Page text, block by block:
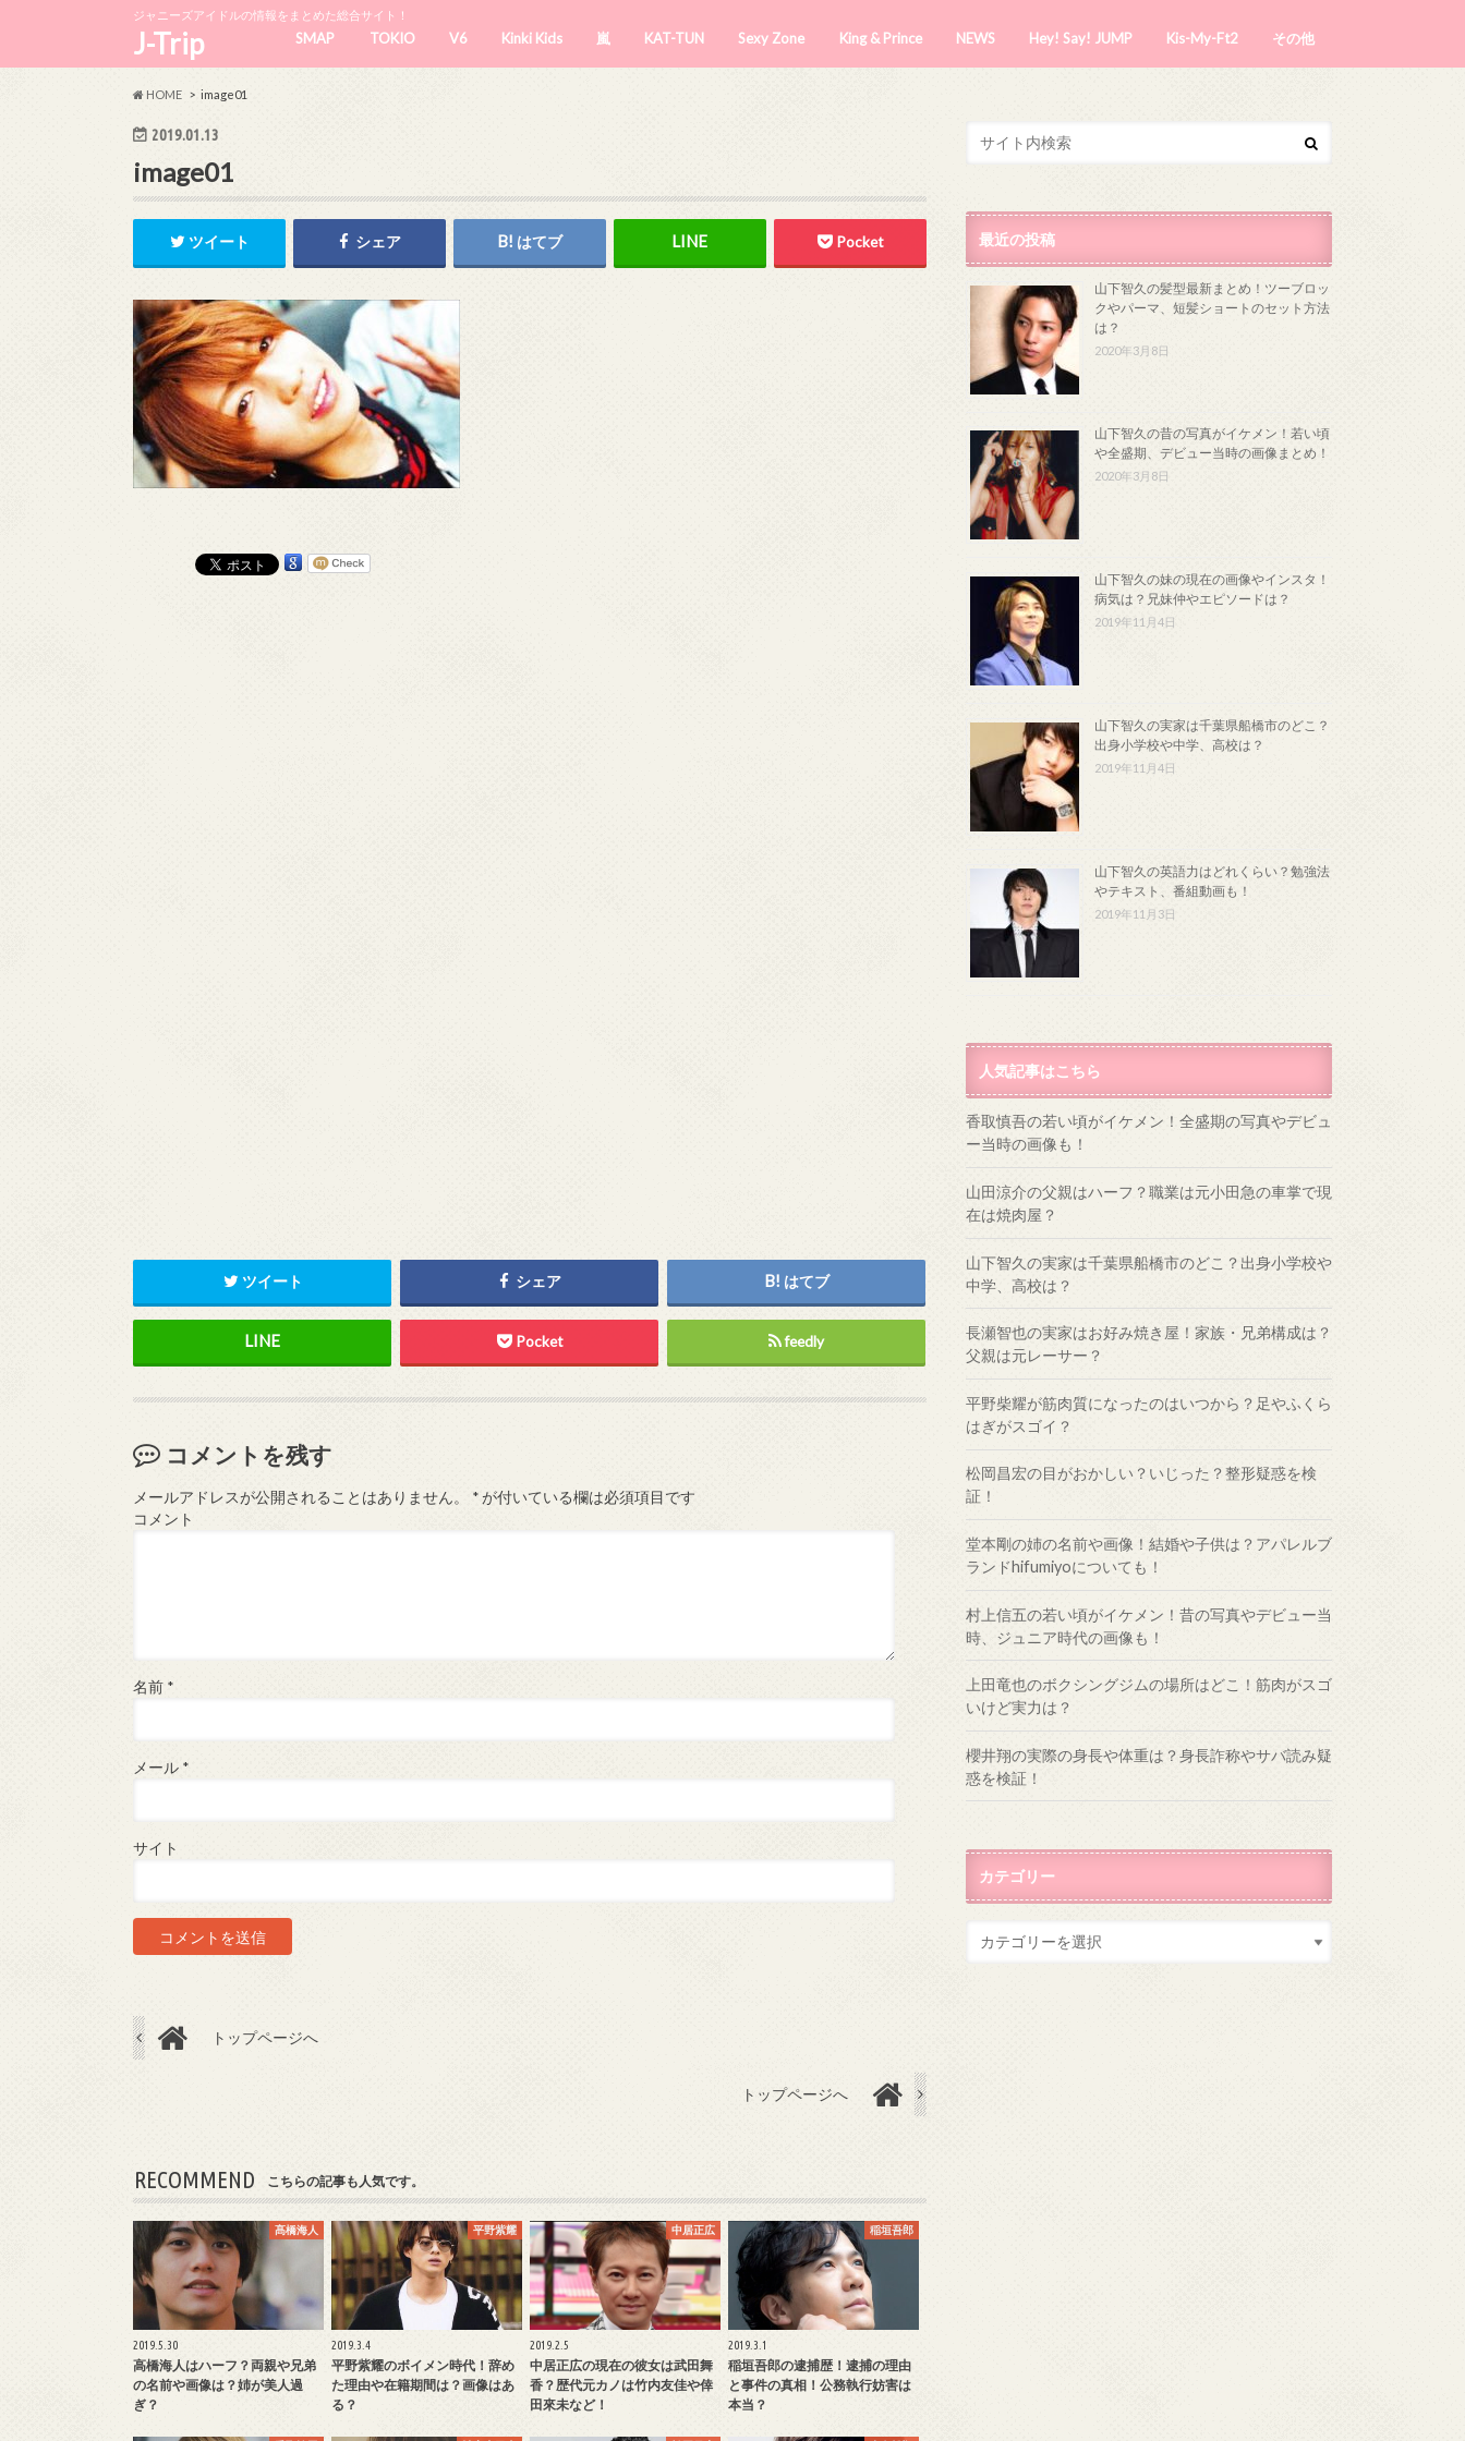
ジャニーズアイドルの情報をまとめた総合サイト！
J-Trip SMAP TOKIO V6 Kinki Kids 嵐 KAT-TUN Sexy Zone King & Prince NEWS Hey! Say! JUMP Kis-My-Ft2 その他
HOME image01
2019.01.13
image01
ツイート シェア はてブ Pocket
ツイート シェア はてブ
Pocket feedly
コメントを残す
メールアドレスが公開されることはありません。 *が付いている欄は必須項目です
コメント
名前 *
メール *
サイト
トップページへ
トップページへ
RECOMMEND こちらの記事も人気です。
髙橋海人
2019.5.30
高橋海人はハーフ？両親や兄弟
の名前や画像は？姉が美人過
ぎ？
平野紫耀
2019.3.4
平野紫耀のボイメン時代！辞め
た理由や在籍期間は？画像はあ
る？
中居正広
2019.2.5
中居正広の現在の彼女は武田舞
香？歴代元カノは竹内友佳や倖
田來未など！
稲垣吾郎
2019.3.1
稲垣吾郎の逮捕歴！逮捕の理由
と事件の真相！公務執行妨害は
本当？
最近の投稿
山下智久の髪型最新まとめ！ツーブロッ
クやパーマ、短髪ショートのセット方法
は？
2020年3月8日
山下智久の昔の写真がイケメン！若い頃
や全盛期、デビュー当時の画像まとめ！
2020年3月8日
山下智久の妹の現在の画像やインスタ！
病気は？兄妹仲やエピソードは？
2019年11月4日
山下智久の実家は千葉県船橋市のどこ？
出身小学校や中学、高校は？
2019年11月4日
山下智久の英語力はどれくらい？勉強法
やテキスト、番組動画も！
2019年11月3日
人気記事はこちら
香取慎吾の若い頃がイケメン！全盛期の写真やデビュ
ー当時の画像も！
山田涼介の父親はハーフ？職業は元小田急の車掌で現
在は焼肉屋？
山下智久の実家は千葉県船橋市のどこ？出身小学校や
中学、高校は？
長瀬智也の実家はお好み焼き屋！家族・兄弟構成は？
父親は元レーサー？
平野柴耀が筋肉質になったのはいつから？足やふくら
はぎがスゴイ？
松岡昌宏の目がおかしい？いじった？整形疑惑を検
証！
堂本剛の姉の名前や画像！結婚や子供は？アパレルブ
ランドhifumiyoについても！
村上信五の若い頃がイケメン！昔の写真やデビュー当
時、ジュニア時代の画像も！
上田竜也のボクシングジムの場所はどこ！筋肉がスゴ
いけど実力は？
櫻井翔の実際の身長や体重は？身長詐称やサバ読み疑
惑を検証！
カテゴリー